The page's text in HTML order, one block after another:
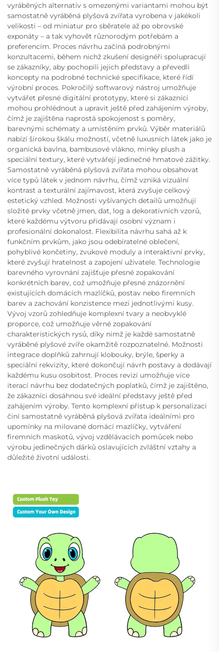
vyráběných alternativ s omezenými variantami mohou být
samostatně vyráběná plyšová zvířata vyrobena v jakékoli
velikosti – od miniatur pro sběratele až po obrovské
exponáty – a tak vyhovět různorodým potřebám a
preferencím. Proces návrhu začíná podrobnými
konzultacemi, během nichž zkušení designéři spolupracují
se zákazníky, aby pochopili jejich představy a převedli
koncepty na podrobné technické specifikace, které řídí
výrobní proces. Pokročilý softwarový nástroj umožňuje
vytvářet přesné digitální prototypy, které si zákazníci
mohou prohlédnout a upravit ještě před zahájením výroby,
čímž je zajištěna naprostá spokojenost s poměry,
barevnými schématy a umístěním prvků. Výběr materiálů
nabízí širokou škálu možností, včetně luxusních látek jako je
organická bavlna, bambusové vlákno, minky plush a
speciální textury, které vytvářejí jedinečné hmatové zážitky.
Samostatně vyráběná plyšová zvířata mohou obsahovat
více typů látek v jednom návrhu, čímž vzniká vizuální
kontrast a texturální zajímavost, která zvyšuje celkový
estetický vzhled. Možnosti vyšívaných detailů umožňují
složité prvky včetně jmen, dat, log a dekorativních vzorů,
které každému výtvoru přidávají osobní význam i
profesionální dokonalost. Flexibilita návrhu sahá až k
funkčním prvkům, jako jsou odebíratelné oblečení,
pohyblivé končetiny, zvukové moduly a interaktivní prvky,
které zvyšují hratelnost a zapojení uživatele. Technologie
barevného vyrovnání zajišťuje přesné zopakování
konkrétních barev, což umožňuje přesné znázornění
existujících domácích mazlíčků, postav nebo firemních
barev a zachování konzistence mezi jednotlivými kusy.
Vývoj vzorů zohledňuje komplexní tvary a neobvyklé
proporce, což umožňuje věrné zopakování
charakteristických rysů, díky nimž je každé samostatně
vyráběné plyšové zvíře okamžitě rozpoznatelné. Možnosti
integrace doplňků zahrnují klobouky, brýle, šperky a
speciální rekvizity, které dokončují návrh postavy a dodávají
každému kusu osobitost. Proces revizí umožňuje více
iterací návrhu bez dodatečných poplatků, čímž je zajištěno,
že zákazníci dosáhnou své ideální představy ještě před
zahájením výroby. Tento komplexní přístup k personalizaci
činí samostatně vyráběná plyšová zvířata ideálními pro
upomínky na milované domácí mazlíčky, vytváření
firemních maskotů, vývoj vzdělávacích pomůcek nebo
výrobu jedinečných dárků oslavujících zvláštní vztahy a
důležité životní události.